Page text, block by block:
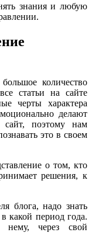
знания и любую
количество
статьи на сайте
черты характера
делают
поэтому нам
это в своем
о том, кто
решения, к
блога, надо знать
какой период года.
нему, через свой